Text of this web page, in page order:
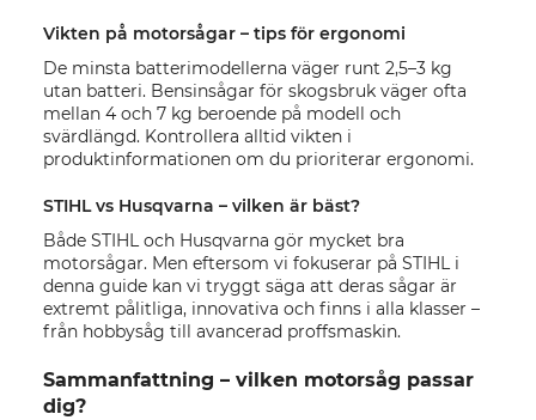
Vikten på motorsågar – tips för ergonomi
De minsta batterimodellerna väger runt 2,5–3 kg
utan batteri. Bensinsågar för skogsbruk väger ofta
mellan 4 och 7 kg beroende på modell och
svärdlängd. Kontrollera alltid vikten i
produktinformationen om du prioriterar ergonomi.
STIHL vs Husqvarna – vilken är bäst?
Både STIHL och Husqvarna gör mycket bra
motorsågar. Men eftersom vi fokuserar på STIHL i
denna guide kan vi tryggt säga att deras sågar är
extremt pålitliga, innovativa och finns i alla klasser –
från hobbysåg till avancerad proffsmaskin.
Sammanfattning – vilken motorsåg passar
dig?